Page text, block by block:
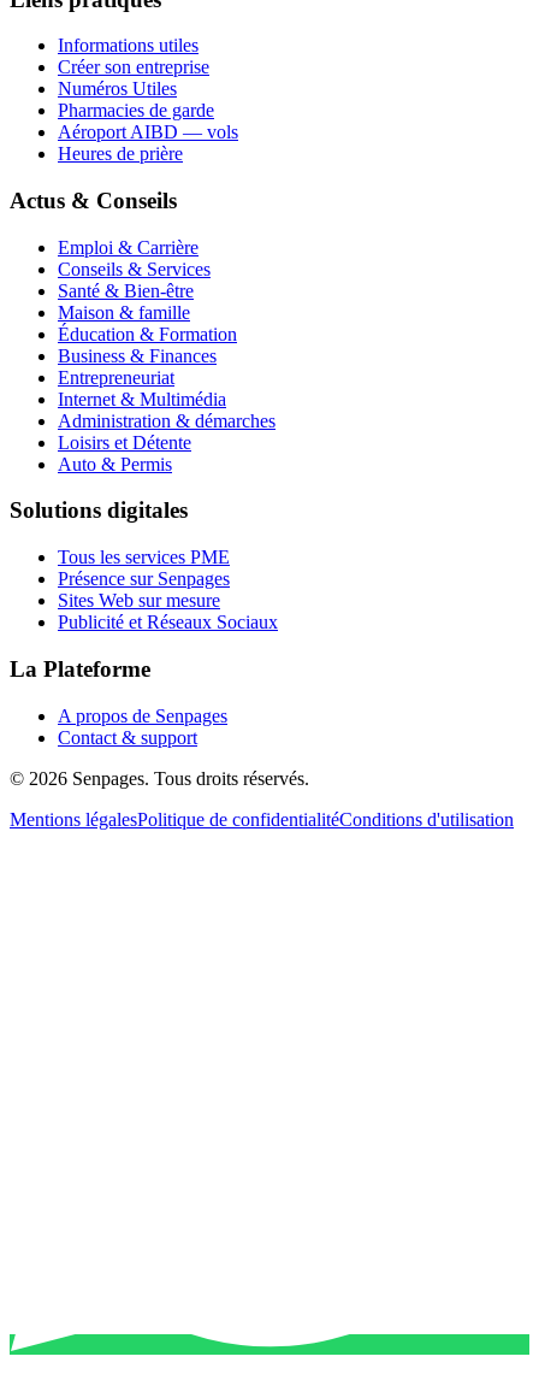
Informations utiles
Créer son entreprise
Numéros Utiles
Pharmacies de garde
Aéroport AIBD — vols
Heures de prière
Actus & Conseils
Emploi & Carrière
Conseils & Services
Santé & Bien-être
Maison & famille
Éducation & Formation
Business & Finances
Entrepreneuriat
Internet & Multimédia
Administration & démarches
Loisirs et Détente
Auto & Permis
Solutions digitales
Tous les services PME
Présence sur Senpages
Sites Web sur mesure
Publicité et Réseaux Sociaux
La Plateforme
A propos de Senpages
Contact & support
© 2026 Senpages. Tous droits réservés.
Mentions légalesPolitique de confidentialitéConditions d'utilisation